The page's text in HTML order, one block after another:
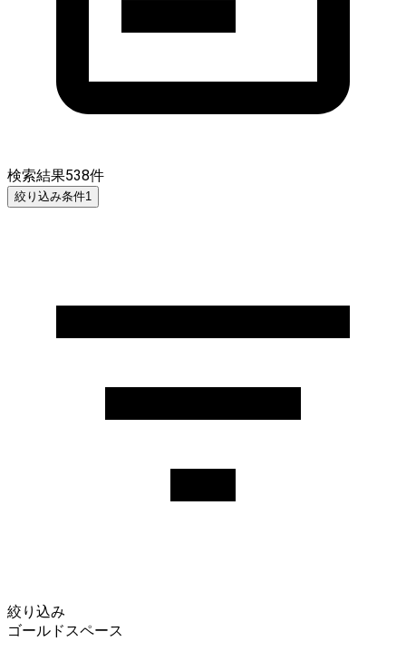
検索結果538件
絞り込み条件1
絞り込み
ゴールドスペース